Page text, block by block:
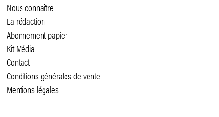
Nous connaître
La rédaction
Abonnement papier
Kit Média
Contact
Conditions générales de vente
Mentions légales